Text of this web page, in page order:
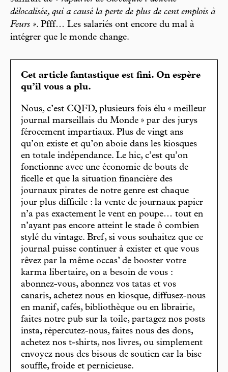
délocalisée, qui a causé la perte de plus de cent emplois à
Feurs ». Pfff… Les salariés ont encore du mal à
intégrer que le monde change.
Cet article fantastique est fini. On espère
qu’il vous a plu.
Nous, c’est CQFD, plusieurs fois élu « meilleur
journal marseillais du Monde » par des jurys
férocement impartiaux. Plus de vingt ans
qu’on existe et qu’on aboie dans les kiosques
en totale indépendance. Le hic, c’est qu’on
fonctionne avec une économie de bouts de
ficelle et que la situation financière des
journaux pirates de notre genre est chaque
jour plus difficile : la vente de journaux papier
n’a pas exactement le vent en poupe… tout en
n’ayant pas encore atteint le stade ô combien
stylé du vintage. Bref, si vous souhaitez que ce
journal puisse continuer à exister et que vous
rêvez par la même occas’ de booster votre
karma libertaire, on a besoin de vous :
abonnez-vous, abonnez vos tatas et vos
canaris, achetez nous en kiosque, diffusez-nous
en manif, cafés, bibliothèque ou en librairie,
faites notre pub sur la toile, partagez nos posts
insta, répercutez-nous, faites nous des dons,
achetez nos t-shirts, nos livres, ou simplement
envoyez nous des bisous de soutien car la bise
souffle, froide et pernicieuse.